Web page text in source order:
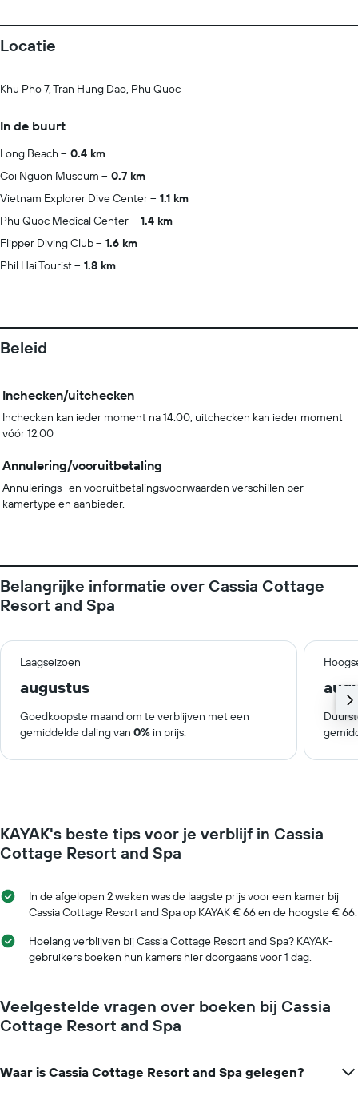
Locatie
Khu Pho 7, Tran Hung Dao, Phu Quoc
In de buurt
Long Beach
0.4 km
Coi Nguon Museum
0.7 km
Vietnam Explorer Dive Center
1.1 km
Phu Quoc Medical Center
1.4 km
Flipper Diving Club
1.6 km
Phil Hai Tourist
1.8 km
Beleid
Inchecken/uitchecken
Inchecken kan ieder moment na 14:00, uitchecken kan ieder moment
vóór 12:00
Annulering/vooruitbetaling
Annulerings- en vooruitbetalingsvoorwaarden verschillen per
kamertype en aanbieder.
Belangrijke informatie over Cassia Cottage
Resort and Spa
Laagseizoen
augustus
Goedkoopste maand om te verblijven met een
gemiddelde daling van 0% in prijs.
KAYAK's beste tips voor je verblijf in Cassia
Cottage Resort and Spa
In de afgelopen 2 weken was de laagste prijs voor een kamer bij
Cassia Cottage Resort and Spa op KAYAK € 66 en de hoogste € 66.
Hoelang verblijven bij Cassia Cottage Resort and Spa? KAYAK-
gebruikers boeken hun kamers hier doorgaans voor 1 dag.
Veelgestelde vragen over boeken bij Cassia
Cottage Resort and Spa
Waar is Cassia Cottage Resort and Spa gelegen?